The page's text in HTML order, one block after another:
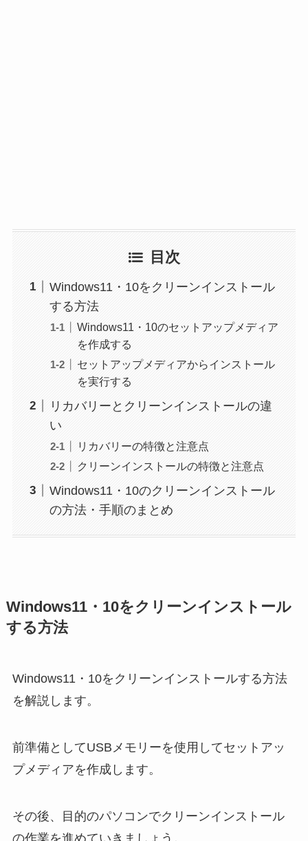
目次
Windows11・10をクリーンインストール
する方法
Windows11・10のセットアップメディア
を作成する
セットアップメディアからインストール
を実行する
リカバリーとクリーンインストールの違
い
リカバリーの特徴と注意点
クリーンインストールの特徴と注意点
Windows11・10のクリーンインストール
の方法・手順のまとめ
Windows11・10をクリーンインストール
する方法
Windows11・10をクリーンインストールする方法
を解説します。
前準備としてUSBメモリーを使用してセットアッ
プメディアを作成します。
その後、目的のパソコンでクリーンインストール
の作業を進めていきましょう。